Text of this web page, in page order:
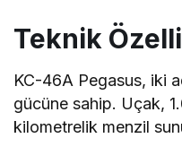
Teknik
KC-46A Pegasus, iki
gücüne sahip. Uçak,
kilometrelik menzil